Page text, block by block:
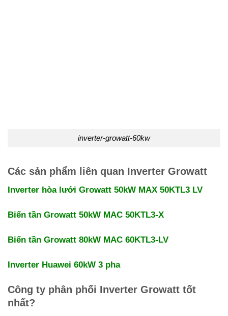
inverter-growatt-60kw
Các sản phẩm liên quan Inverter Growatt
Inverter hòa lưới Growatt 50kW MAX 50KTL3 LV
Biến tần Growatt 50kW MAC 50KTL3-X
Biến tần Growatt 80kW MAC 60KTL3-LV
Inverter Huawei 60kW 3 pha
Công ty phân phối Inverter Growatt tốt
nhất?